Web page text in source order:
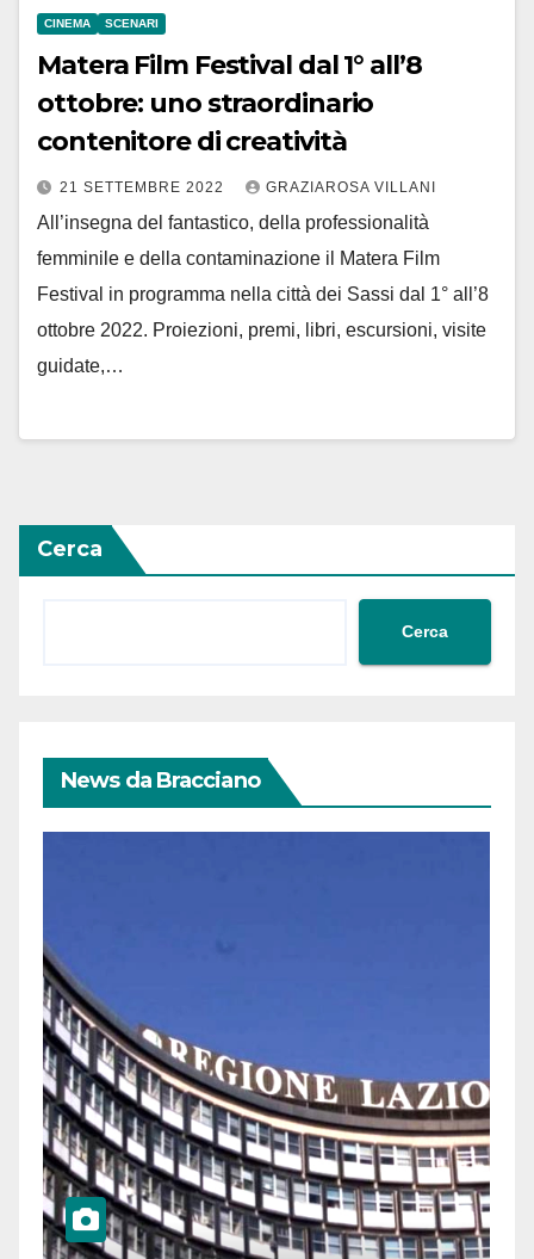
CINEMA SCENARI
Matera Film Festival dal 1° all’8
ottobre: uno straordinario
contenitore di creatività
21 SETTEMBRE 2022 GRAZIAROSA VILLANI
All’insegna del fantastico, della professionalità
femminile e della contaminazione il Matera Film
Festival in programma nella città dei Sassi dal 1° all’8
ottobre 2022. Proiezioni, premi, libri, escursioni, visite
guidate,…
Cerca
Cerca
News da Bracciano